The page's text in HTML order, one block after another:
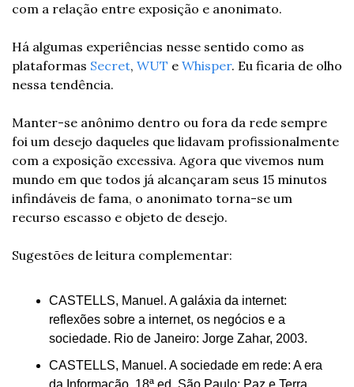
com a relação entre exposição e anonimato.
Há algumas experiências nesse sentido como as
plataformas Secret, WUT e Whisper. Eu ficaria de olho
nessa tendência.
Manter-se anônimo dentro ou fora da rede sempre
foi um desejo daqueles que lidavam profissionalmente
com a exposição excessiva. Agora que vivemos num
mundo em que todos já alcançaram seus 15 minutos
infindáveis de fama, o anonimato torna-se um
recurso escasso e objeto de desejo.
Sugestões de leitura complementar:
CASTELLS, Manuel. A galáxia da internet:
reflexões sobre a internet, os negócios e a
sociedade. Rio de Janeiro: Jorge Zahar, 2003.
CASTELLS, Manuel. A sociedade em rede: A era
da Informação. 18ª ed. São Paulo: Paz e Terra,